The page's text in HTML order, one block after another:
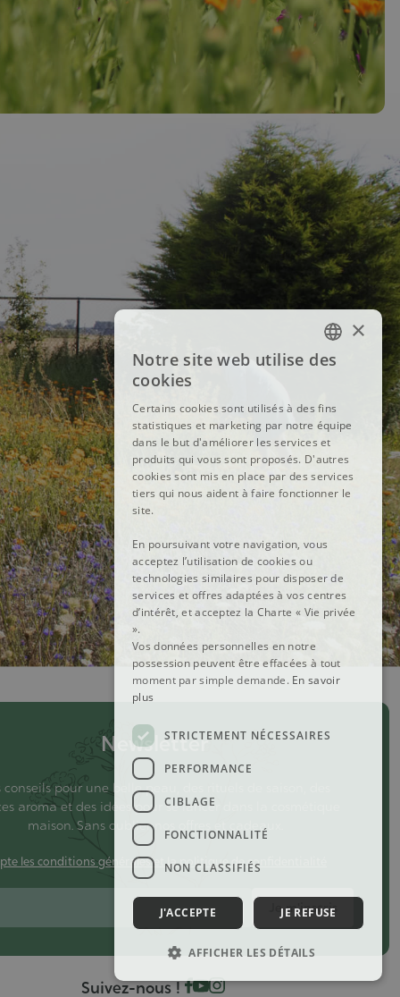
Newsletter
conseils pour une belle peau, des rituels de saison, des
aroma et des idées pour se lancer dans la cosmétique
maison. Sans oublier nos offres et cadeaux.
les conditions générales et la politique de confidentialité
Je m'inscris
Suivez-nous !
FRENCH
ENGLISH
×
Notre site web utilise des
cookies
Certains cookies sont utilisés à des fins
statistiques et marketing par notre équipe
dans le but d'améliorer les services et
produits qui vous sont proposés. D'autres
cookies sont mis en place par des services
tiers qui nous aident à faire fonctionner le
site.
En poursuivant votre navigation, vous
acceptez l’utilisation de cookies ou
technologies similaires pour disposer de
services et offres adaptées à vos centres
d’intérêt, et acceptez la Charte « Vie privée
».
Vos données personnelles en notre
possession peuvent être effacées à tout
moment par simple demande. En savoir
plus
STRICTEMENT NÉCESSAIRES
PERFORMANCE
CIBLAGE
FONCTIONNALITÉ
NON CLASSIFIÉS
J'ACCEPTE JE REFUSE
AFFICHER LES DÉTAILS